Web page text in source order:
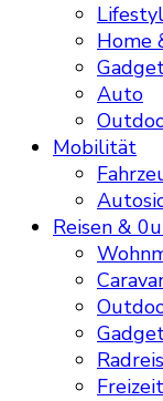
Home
Auto
Mobilität
Reisen &
Freizeit